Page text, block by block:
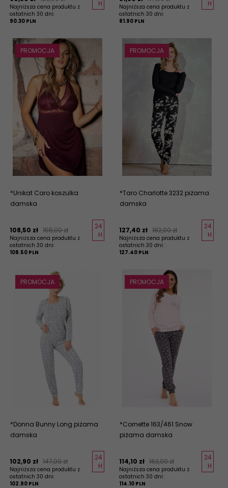
Najniższa cena produktu z
ostatnich 30 dni:
90.30 PLN
H
Najniższa cena produktu z
ostatnich 30 dni:
81.90 PLN
H
PROMOCJA
*Unikat Caro koszulka
damska
108,50 zł 155,00 zł
Najniższa cena produktu z
ostatnich 30 dni:
108.50 PLN
24
H
PROMOCJA
*Taro Charlotte 3232 piżama
damska
127,40 zł 182,00 zł
Najniższa cena produktu z
ostatnich 30 dni:
127.40 PLN
24
H
PROMOCJA
*Donna Bunny Long piżama
damska
102,90 zł 147,00 zł
Najniższa cena produktu z
ostatnich 30 dni:
102.90 PLN
24
H
PROMOCJA
*Cornette 163/461 Snow
piżama damska
114,10 zł 163,00 zł
Najniższa cena produktu z
ostatnich 30 dni:
114.10 PLN
24
H